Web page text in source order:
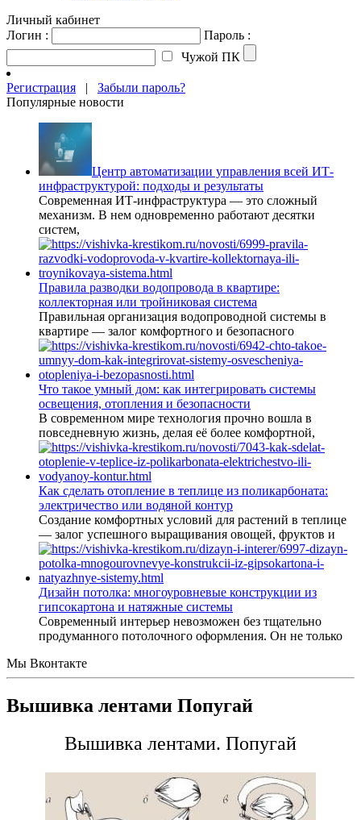
Личный кабинет
Логин :
Пароль :
Чужой ПК
Регистрация | Забыли пароль?
Популярные новости
Центр автоматизации управления всей ИТ-
инфраструктурой: подходы и результаты
Современная ИТ-инфраструктура — это сложный
механизм. В нем одновременно работают десятки
систем,
Правила разводки водопровода в квартире:
коллекторная или тройниковая система
Правильная организация водопроводной системы в
квартире — залог комфортного и безопасного
Что такое умный дом: как интегрировать системы
освещения, отопления и безопасности
В современном мире технология прочно вошла в
повседневную жизнь, делая её более комфортной,
Как сделать отопление в теплице из поликарбоната:
электричество или водяной контур
Создание комфортных условий для растений в теплице
— залог успешного выращивания овощей, фруктов и
Дизайн потолка: многоуровневые конструкции из
гипсокартона и натяжные системы
Современный интерьер невозможен без тщательно
продуманного потолочного оформления. Он не только
Мы Вконтакте
Вышивка лентами Попугай
Вышивка лентами. Попугай